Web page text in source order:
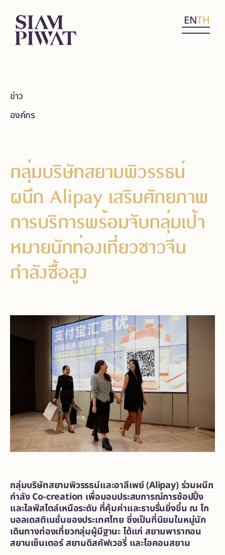
ENTH
ข่าว
องค์กร
กลุ่มบริษัทสยามพิวรรธน์
ผนึก Alipay เสริมศักยภาพ
การบริการพร้อมจับกลุ่มเป้า
หมายนักท่องเที่ยวชาวจีน
กำลังซื้อสูง
กลุ่มบริษัทสยามพิวรรธน์และอาลีเพย์ (Alipay) ร่วมผนึก
กำลัง Co-creation เพื่อมอบประสบการณ์การช้อปปิ้ง
และไลฟ์สไตล์เหนือระดับ ที่คุ้มค่าและราบรื่นยิ่งขึ้น ณ โก
บอลเดสติเนชั่นของประเทศไทย ซึ่งเป็นที่นิยมในหมู่นัก
เดินทางท่องเที่ยวกลุ่มผู้มีฐานะ ได้แก่ สยามพารากอน
สยามเซ็นเตอร์ สยามดิสคัฟเวอรี่ และไอคอนสยาม